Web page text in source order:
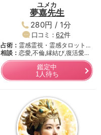
ユメカ
夢嘉先生
280円 / 1分
口コミ：62件
占術： 霊感霊視・霊感タロット・
西…
相談：恋愛,不倫,縁結び,復活愛…
鑑定中
1人待ち